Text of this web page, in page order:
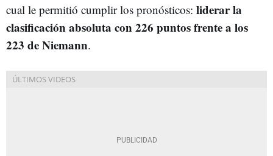
cual le permitió cumplir los pronósticos: liderar la
clasificación absoluta con 226 puntos frente a los
223 de Niemann.